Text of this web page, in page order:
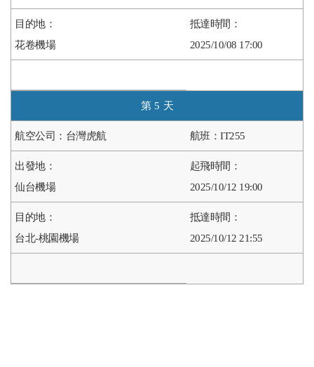
花卷機場 2025/10/08 17:00
5
台灣虎航 IT255
仙台機場 2025/10/12 19:00
台北-桃園機場 2025/10/12 21:55